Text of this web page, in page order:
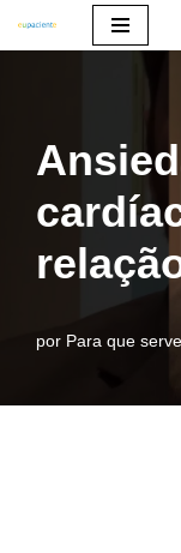
conteúdo
por Para que serve